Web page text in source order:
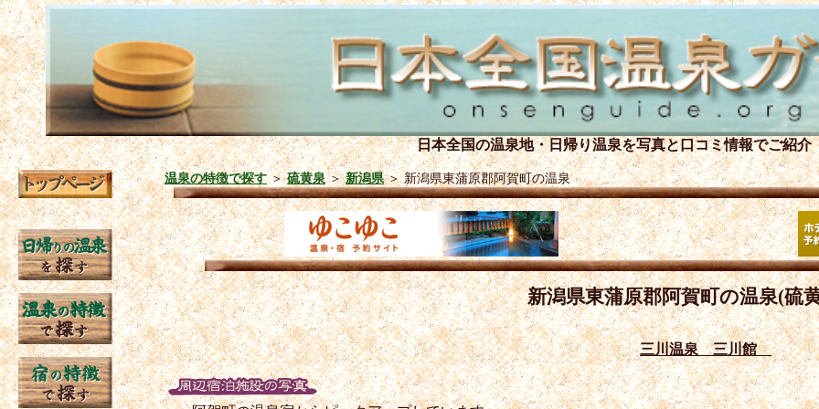
日本全国の温泉地・日帰り温泉を写真と口コミ情報でご紹介
温泉の特徴で探す＞硫黄泉＞新潟県＞新潟県東蒲原郡阿賀町の温泉
新潟県東蒲原郡阿賀町の温泉(硫
三川温泉 三川館